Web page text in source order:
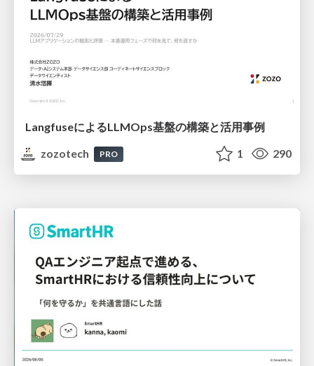
LangfuseによるLLMOps基盤の構築と活用事例
zozotech
PRO 1 290